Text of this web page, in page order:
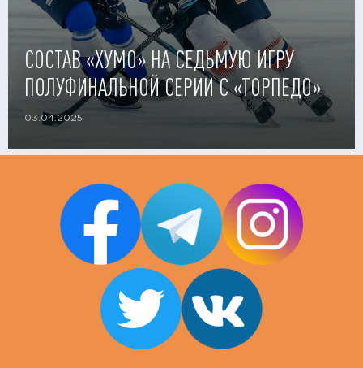
СОСТАВ «ХУМО» НА СЕДЬМУЮ ИГРУ
ПОЛУФИНАЛЬНОЙ СЕРИИ С «ТОРПЕДО»
03.04.2025